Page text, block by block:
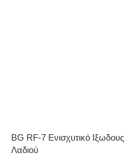
BG RF-7 Ενισχυτικό Ιξωδους
Λαδιού